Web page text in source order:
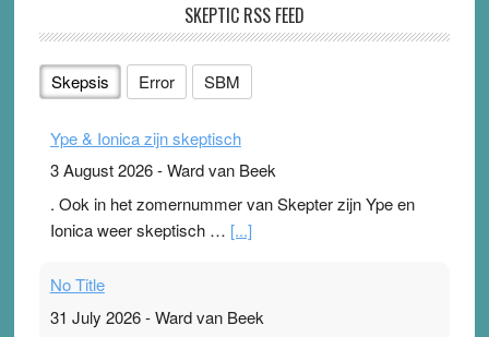
SKEPTIC RSS FEED
Skepsis Error SBM
Ype & Ionica zijn skeptisch
3 August 2026-Ward van Beek
. Ook in het zomernummer van Skepter zijn Ype en
Ionica weer skeptisch … [...]
No Title
31 July 2026-Ward van Beek